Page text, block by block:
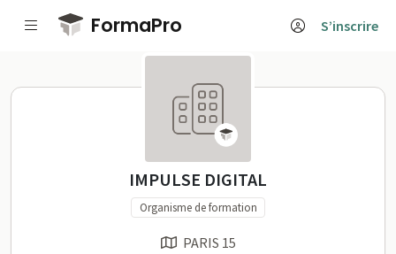
Passer au contenu principal
FormaPro S’inscrire
IMPULSE DIGITAL sur
IMPULSE DIGITAL
Organisme de formation
PARIS 15